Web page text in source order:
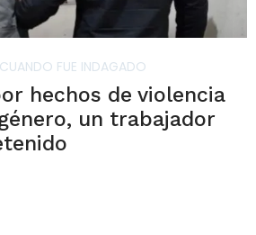
FUE INDAGADO
hechos de violencia
un trabajador